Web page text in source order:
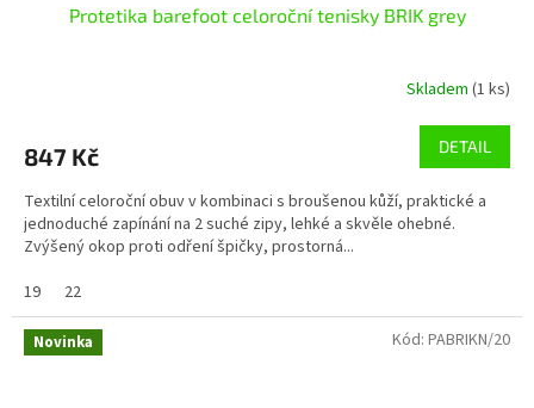
Protetika barefoot celoroční tenisky BRIK grey
Skladem (1 ks)
847 Kč DETAIL
Textilní celoroční obuv v kombinaci s broušenou kůží, praktické a
jednoduché zapínání na 2 suché zipy, lehké a skvěle ohebné.
Zvýšený okop proti odření špičky, prostorná...
19
22
Novinka Kód: PABRIKN/20